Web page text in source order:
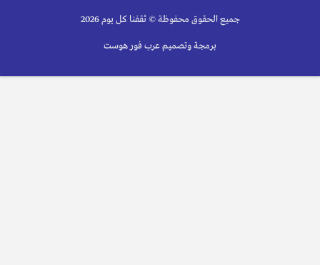
جميع الحقوق محفوظة © ثقفنا كل يوم 2026
برمجة وتصميم عرب فور هوست